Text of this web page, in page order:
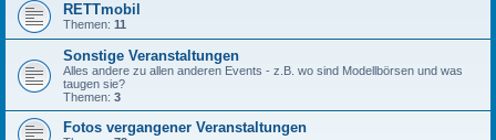
RETTmobil
Themen: 11
Sonstige Veranstaltungen
Alles andere zu allen anderen Events - z.B. wo sind Modellbörsen und was
taugen sie?
Themen: 3
Fotos vergangener Veranstaltungen